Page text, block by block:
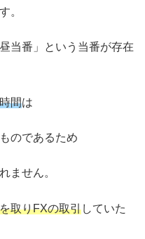
。
当番」という当番が存在
間は
のであるため
ません。
取りFXの取引していた